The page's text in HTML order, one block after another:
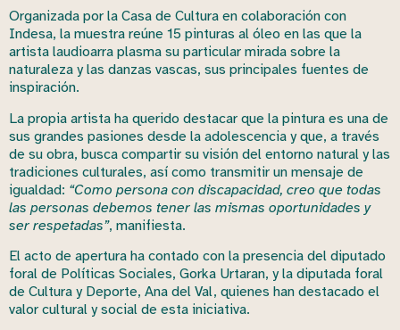
Organizada por la Casa de Cultura en colaboración con
Indesa, la muestra reúne 15 pinturas al óleo en las que la
artista laudioarra plasma su particular mirada sobre la
naturaleza y las danzas vascas, sus principales fuentes de
inspiración.
La propia artista ha querido destacar que la pintura es una de
sus grandes pasiones desde la adolescencia y que, a través
de su obra, busca compartir su visión del entorno natural y las
tradiciones culturales, así como transmitir un mensaje de
igualdad: “Como persona con discapacidad, creo que todas
las personas debemos tener las mismas oportunidades y
ser respetadas”, manifiesta.
El acto de apertura ha contado con la presencia del diputado
foral de Políticas Sociales, Gorka Urtaran, y la diputada foral
de Cultura y Deporte, Ana del Val, quienes han destacado el
valor cultural y social de esta iniciativa.